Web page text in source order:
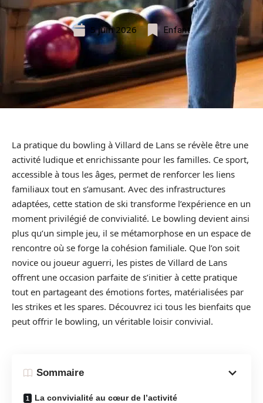
5 juin 2026 Enfant
La pratique du bowling à Villard de Lans se révèle être une
activité ludique et enrichissante pour les familles. Ce sport,
accessible à tous les âges, permet de renforcer les liens
familiaux tout en s’amusant. Avec des infrastructures
adaptées, cette station de ski transforme l’expérience en un
moment privilégié de convivialité. Le bowling devient ainsi
plus qu’un simple jeu, il se métamorphose en un espace de
rencontre où se forge la cohésion familiale. Que l’on soit
novice ou joueur aguerri, les pistes de Villard de Lans
offrent une occasion parfaite de s’initier à cette pratique
tout en partageant des émotions fortes, matérialisées par
les strikes et les spares. Découvrez ici tous les bienfaits que
peut offrir le bowling, un véritable loisir convivial.
Sommaire
La convivialité au cœur de l’activité